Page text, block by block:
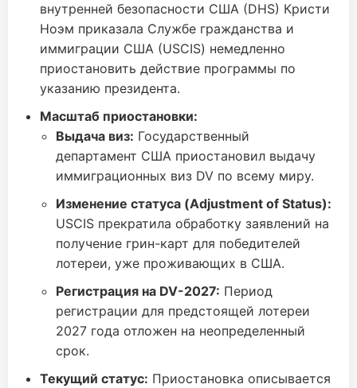
внутренней безопасности США (DHS) Кристи
Ноэм приказала Службе гражданства и
иммиграции США (USCIS) немедленно
приостановить действие программы по
указанию президента.
Масштаб приостановки:
Выдача виз: Государственный
департамент США приостановил выдачу
иммиграционных виз DV по всему миру.
Изменение статуса (Adjustment of Status):
USCIS прекратила обработку заявлений на
получение грин-карт для победителей
лотереи, уже проживающих в США.
Регистрация на DV-2027: Период
регистрации для предстоящей лотереи
2027 года отложен на неопределенный
срок.
Текущий статус: Приостановка описывается